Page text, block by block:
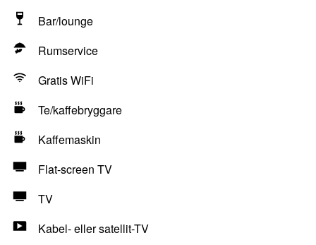
Bar/lounge
Rumservice
Gratis WiFi
Te/kaffebryggare
Kaffemaskin
Flat-screen TV
TV
Kabel- eller satellit-TV